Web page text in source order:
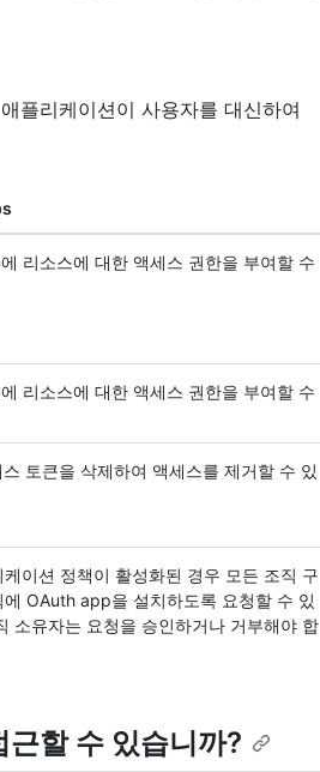
플리케이션이 사용자를 대신하여
리소스에 대한 액세스 권한을 부여할 수
리소스에 대한 액세스 권한을 부여할 수
토큰을 삭제하여 액세스를 제거할 수 있
케이션 정책이 활성화된 경우 모든 조직 구
에 OAuth app을 설치하도록 요청할 수 있
소유자는 요청을 승인하거나 거부해야 합
할 수 있습니까?